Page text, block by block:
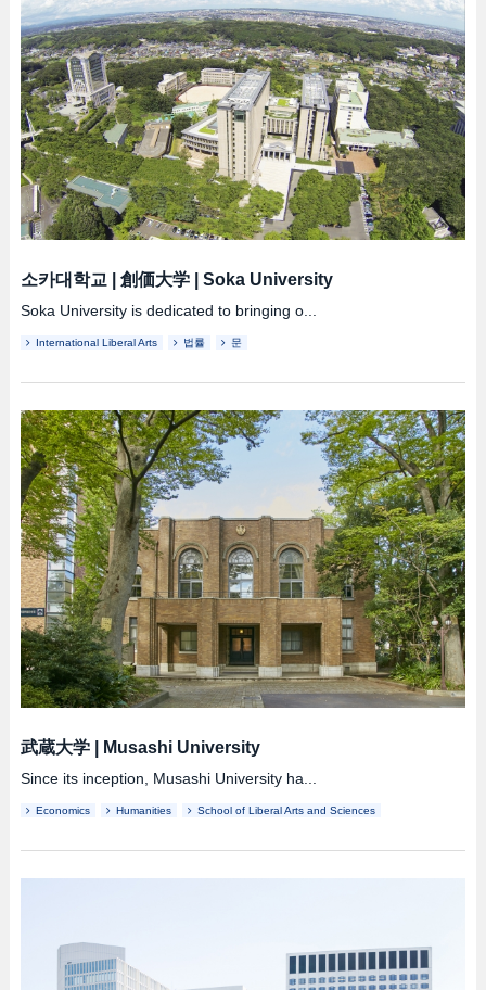
소카대학교 創価大学| Soka University
Soka University is dedicated to bringing o...
International Liberal Arts 법률 문
武蔵大学| Musashi University
Since its inception, Musashi University ha...
Economics Humanities School of Liberal Arts and Sciences